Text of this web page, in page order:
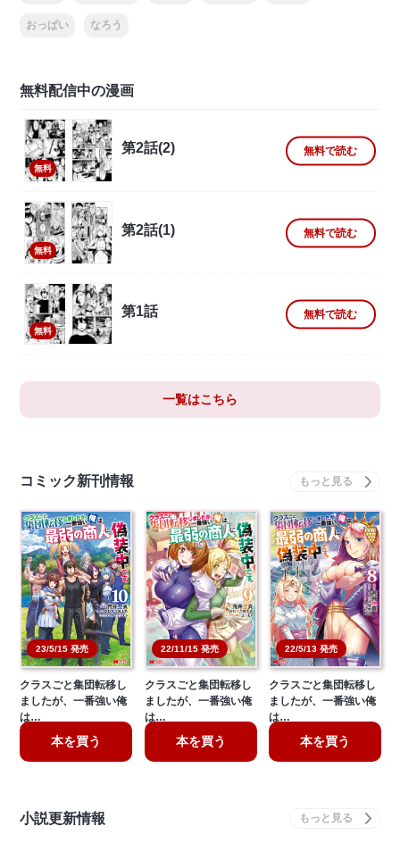
おっぱい なろう
無料配信中の漫画
無料
第2話(2) 無料で読む
無料
第2話(1) 無料で読む
無料
第1話 無料で読む
一覧はこちら
コミック新刊情報
23/5/15 発売
クラスごと集団転移し
ましたが、一番強い俺
は…
本を買う
22/11/15 発売
クラスごと集団転移し
ましたが、一番強い俺
は…
本を買う
22/5/13 発売
クラスごと集団転移し
ましたが、一番強い俺
は…
本を買う
小説更新情報